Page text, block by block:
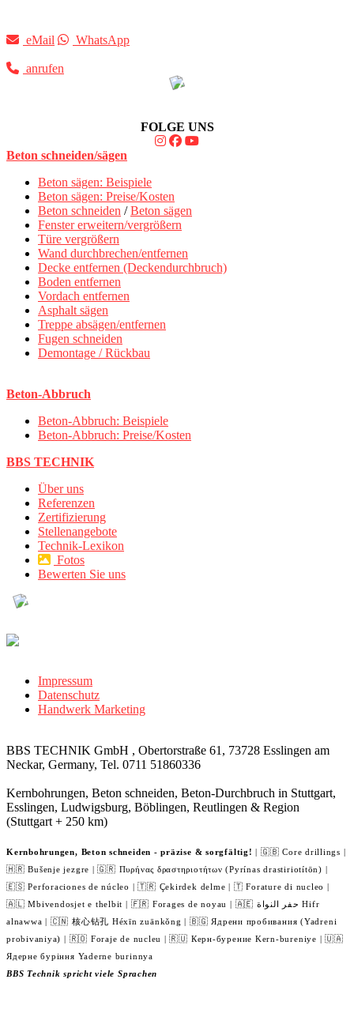
eMail WhatsApp
anrufen
FOLGE UNS
Beton schneiden/sägen
Beton sägen: Beispiele
Beton sägen: Preise/Kosten
Beton schneiden /Beton sägen
Fenster erweitern/vergrößern
Türe vergrößern
Wand durchbrechen/entfernen
Decke entfernen (Deckendurchbruch)
Boden entfernen
Vordach entfernen
Asphalt sägen
Treppe absägen/entfernen
Fugen schneiden
Demontage / Rückbau
Beton-Abbruch
Beton-Abbruch: Beispiele
Beton-Abbruch: Preise/Kosten
BBS TECHNIK
Über uns
Referenzen
Zertifizierung
Stellenangebote
Technik-Lexikon
Fotos
Bewerten Sie uns
Impressum
Datenschutz
Handwerk Marketing
BBS TECHNIK GmbH , Obertorstraße 61, 73728 Esslingen am
Neckar, Germany, Tel. 0711 51860336
Kernbohrungen, Beton schneiden, Beton-Durchbruch in Stuttgart,
Esslingen, Ludwigsburg, Böblingen, Reutlingen & Region
(Stuttgart + 250 km)
Kernbohrungen, Beton schneiden - präzise & sorgfältig! | 🇬🇧 Core drillings |
🇭🇷 Bušenje jezgre | 🇬🇷 Πυρήνας δραστηριοτήτων (Pyrínas drastiriotítōn) |
🇪🇸 Perforaciones de núcleo | 🇹🇷 Çekirdek delme | 🇹 Forature di nucleo |
🇦🇱 Mbivendosjet e thelbit | 🇫🇷 Forages de noyau | 🇦🇪 حفر النواة Hifr
alnawwa | 🇨🇳 核心钻孔 Héxīn zuānkǒng | 🇧🇬 Ядрени пробивания (Yadreni
probivaniya) | 🇷🇴 Foraje de nucleu | 🇷🇺 Керн-бурение Kern-bureniye | 🇺🇦
Ядерне буріння Yaderne burinnya
BBS Technik spricht viele Sprachen